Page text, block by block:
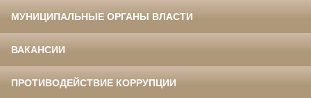
МУНИЦИПАЛЬНЫЕ ОРГАНЫ ВЛАСТИ
ВАКАНСИИ
ПРОТИВОДЕЙСТВИЕ КОРРУПЦИИ